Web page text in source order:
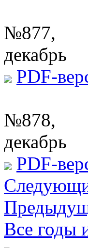
№877,
декабрь
PDF-
№878,
декабрь
PDF-
Все годы